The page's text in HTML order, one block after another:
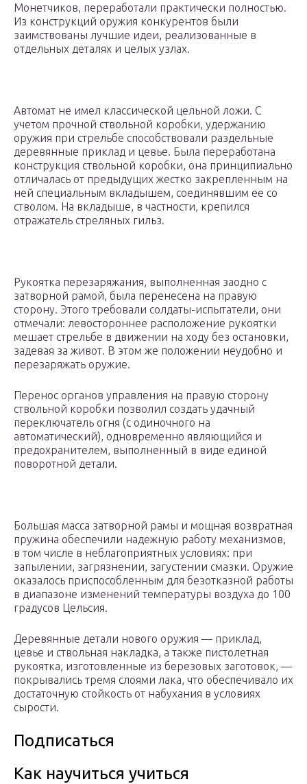
Монетчиков, переработали практически полностью.
Из конструкций оружия конкурентов были
заимствованы лучшие идеи, реализованные в
отдельных деталях и целых узлах.
Автомат не имел классической цельной ложи. С
учетом прочной ствольной коробки, удержанию
оружия при стрельбе способствовали раздельные
деревянные приклад и цевье. Была переработана
конструкция ствольной коробки, она принципиально
отличалась от предыдущих жестко закрепленным на
ней специальным вкладышем, соединявшим ее со
стволом. На вкладыше, в частности, крепился
отражатель стреляных гильз.
Рукоятка перезаряжания, выполненная заодно с
затворной рамой, была перенесена на правую
сторону. Этого требовали солдаты-испытатели, они
отмечали: левостороннее расположение рукоятки
мешает стрельбе в движении на ходу без остановки,
задевая за живот. В этом же положении неудобно и
перезаряжать оружие.
Перенос органов управления на правую сторону
ствольной коробки позволил создать удачный
переключатель огня (с одиночного на
автоматический), одновременно являющийся и
предохранителем, выполненный в виде единой
поворотной детали.
Большая масса затворной рамы и мощная возвратная
пружина обеспечили надежную работу механизмов,
в том числе в неблагоприятных условиях: при
запылении, загрязнении, загустении смазки. Оружие
оказалось приспособленным для безотказной работы
в диапазоне изменений температуры воздуха до 100
градусов Цельсия.
Деревянные детали нового оружия — приклад,
цевье и ствольная накладка, а также пистолетная
рукоятка, изготовленные из березовых заготовок, —
покрывались тремя слоями лака, что обеспечивало их
достаточную стойкость от набухания в условиях
сырости.
Подписаться
Как научиться учиться